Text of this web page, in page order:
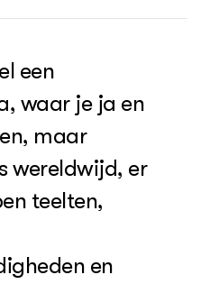
een
waar je ja en
maar
wereldwijd, er
teelten,
en